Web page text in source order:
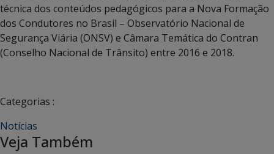
técnica dos conteúdos pedagógicos para a Nova Formação
dos Condutores no Brasil – Observatório Nacional de
Segurança Viária (ONSV) e Câmara Temática do Contran
(Conselho Nacional de Trânsito) entre 2016 e 2018.
Categorias :
Notícias
Veja Também